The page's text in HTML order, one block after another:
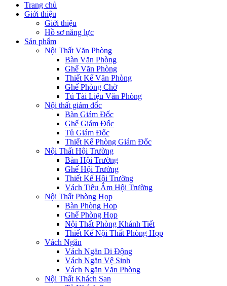
Trang chủ
Giới thiệu
Giới thiệu
Hồ sơ năng lực
Sản phẩm
Nội Thất Văn Phòng
Bàn Văn Phòng
Ghế Văn Phòng
Thiết Kế Văn Phòng
Ghế Phòng Chờ
Tủ Tài Liệu Văn Phòng
Nội thất giám đốc
Bàn Giám Đốc
Ghế Giám Đốc
Tủ Giám Đốc
Thiết Kế Phòng Giám Đốc
Nội Thất Hội Trường
Bàn Hội Trường
Ghế Hội Trường
Thiết Kế Hội Trường
Vách Tiêu Âm Hội Trường
Nội Thất Phòng Họp
Bàn Phòng Họp
Ghế Phòng Họp
Nội Thất Phòng Khánh Tiết
Thiết Kế Nội Thất Phòng Họp
Vách Ngăn
Vách Ngăn Di Động
Vách Ngăn Vệ Sinh
Vách Ngăn Văn Phòng
Nội Thất Khách Sạn